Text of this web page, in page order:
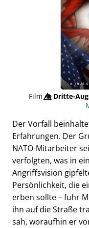
Film👁️⃤Dritte-
Der Vorfall
Erfahrungen. Der
NATO-Mitarbeiter
verfolgten, was in
Angriffsvision
Persönlichkeit, die
erben sollte – fuhr
ihn auf die Straße
sah, woraufhin er